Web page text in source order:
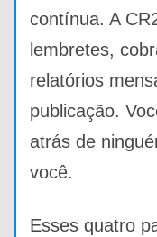
contínua. A
lembretes,
relatórios
publicação.
atrás de
você.
Esses quatro